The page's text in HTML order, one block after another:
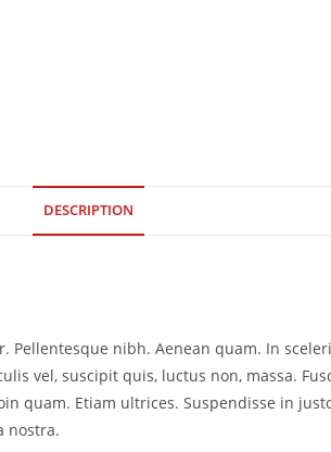
DESCRIPTION
nibh. Aenean quam. In
vel, suscipit quis, luctus non, massa.
quam. Etiam ultrices. Suspendisse in
nostra.